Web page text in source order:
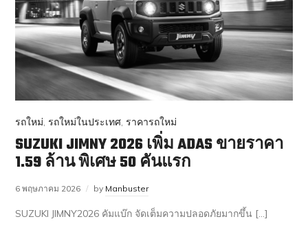
รถใหม่ ,รถใหม่ในประเทศ ,ราคารถใหม่
SUZUKI JIMNY 2026 เพิ่ม ADAS ขายราคา
1.59 ล้าน พิเศษ 50 คันแรก
6 พฤษภาคม 2026 by Manbuster
SUZUKI JIMNY2026 คัมแบ๊ก จัดเต็มความปลอดภัยมากขึ้น […]